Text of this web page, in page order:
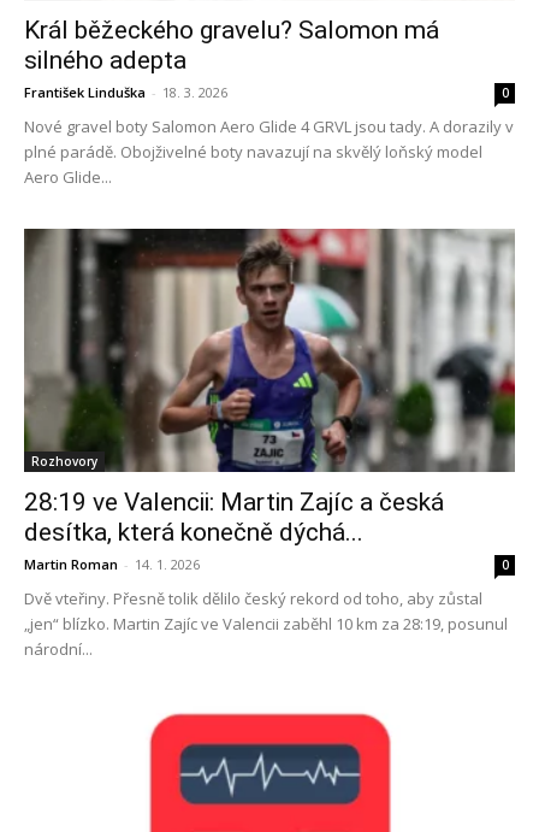
Král běžeckého gravelu? Salomon má
silného adepta
František Linduška - 18. 3. 2026 0
Nové gravel boty Salomon Aero Glide 4 GRVL jsou tady. A dorazily v
plné parádě. Obojživelné boty navazují na skvělý loňský model
Aero Glide...
Rozhovory
28:19 ve Valencii: Martin Zajíc a česká
desítka, která konečně dýchá...
Martin Roman - 14. 1. 2026 0
Dvě vteřiny. Přesně tolik dělilo český rekord od toho, aby zůstal
„jen“ blízko. Martin Zajíc ve Valencii zaběhl 10 km za 28:19, posunul
národní...